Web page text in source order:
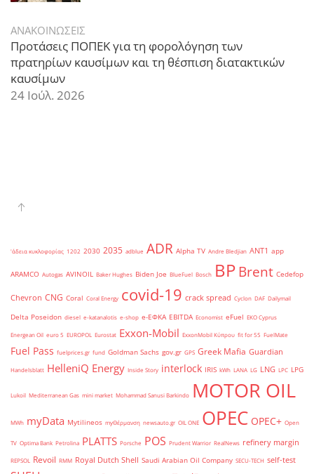
ΑΝΑΚΟΙΝΩΣΕΙΣ
Προτάσεις ΠΟΠΕΚ για τη φορολόγηση των
πρατηρίων καυσίμων και τη θέσπιση διατακτικών
καυσίμων
24 Ιούλ. 2026
'άδεια κυκλοφορίας 1202 2030 2035 adblue ADR Alpha TV Andre Bledjian ANT1 app
ARAMCO Autogas AVINOIL Baker Hughes Biden Joe BlueFuel Bosch BPBrent Cedefop
Chevron CNG Coral Coral Energy covid-19 crack spread Cyclon DAF Dailymail
Delta Poseidon diesel e-katanalotis e-shop e-ΕΦΚΑ EBITDA Economist eFuel EKO Cyprus
Energean Oil euro 5 EUROPOL Eurostat Exxon-Mobil ExxonMobil Κύπρου fit for 55 FuelMate
Fuel Pass fuelprices.gr fund Goldman Sachs gov.gr GPS Greek Mafia Guardian
Handelsblatt HelleniQ Energy Inside Story interlock IRIS kWh LANA LG LNG LPC LPG
Lukoil Mediterranean Gas mini market Mohammad Sanusi Barkindo MOTOR OIL
MWh myData Mytilineos myΘέρμανση newsauto.gr OIL ONE OPEC OPEC+ Open
TV Optima Bank Petrolina PLATTS Porsche POS Prudent Warrior RealNews refinery margin
REPSOL Revoil RMM Royal Dutch Shell Saudi Arabian Oil Company SECU-TECH self-test